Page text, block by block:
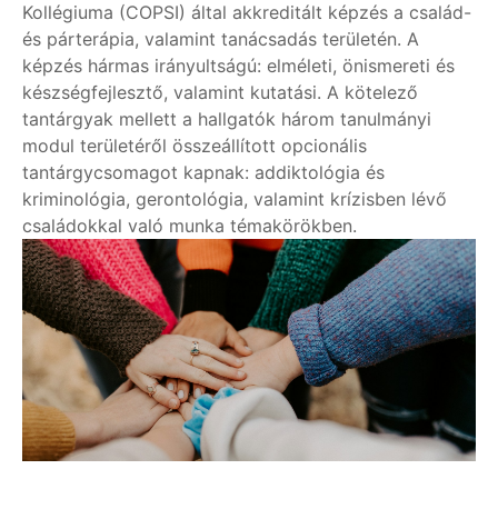
Kollégiuma (COPSI) által akkreditált képzés a család-
és párterápia, valamint tanácsadás területén. A
képzés hármas irányultságú: elméleti, önismereti és
készségfejlesztő, valamint kutatási. A kötelező
tantárgyak mellett a hallgatók három tanulmányi
modul területéről összeállított opcionális
tantárgycsomagot kapnak: addiktológia és
kriminológia, gerontológia, valamint krízisben lévő
családokkal való munka témakörökben.